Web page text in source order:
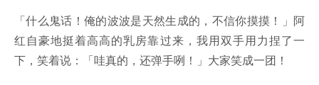
「什么鬼话！俺的波波是天然生成的，不信你摸摸！」阿
红自豪地挺着高高的乳房靠过来，我用双手用力捏了一
下，笑着说：「哇真的，还弹手咧！」大家笑成一团！